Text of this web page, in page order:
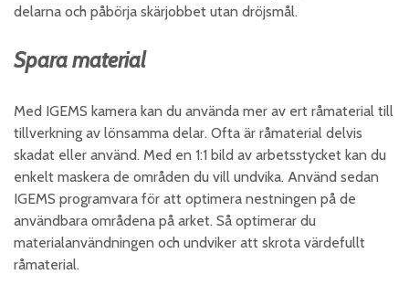
delarna och påbörja skärjobbet utan dröjsmål.
Spara material
Med IGEMS kamera kan du använda mer av ert råmaterial till
tillverkning av lönsamma delar. Ofta är råmaterial delvis
skadat eller använd. Med en 1:1 bild av arbetsstycket kan du
enkelt maskera de områden du vill undvika. Använd sedan
IGEMS programvara för att optimera nestningen på de
användbara områdena på arket. Så optimerar du
materialanvändningen och undviker att skrota värdefullt
råmaterial.